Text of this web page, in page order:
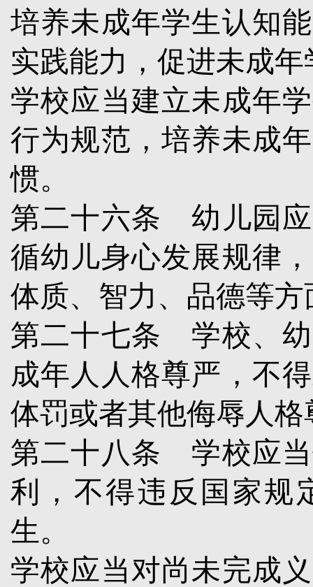
培养未成年学生认知
实践能力，促进未成
学校应当建立未成年
行为规范，培养未成
惯。
第二十六条 幼儿园应
循幼儿身心发展规律
体质、智力、品德等
第二十七条 学校、幼
成年人人格尊严，不
体罚或者其他侮辱人
第二十八条 学校应当
利，不得违反国家规
生。
学校应当对尚未完成